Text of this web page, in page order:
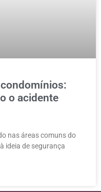
o acidente
nas áreas comuns do
ideia de segurança